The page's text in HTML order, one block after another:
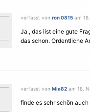
verfasst von ron 0815 am
Ja , das iist eine gute
das schon. Ordentliche
verfasst von Mia82 am 18.
finde es sehr schön